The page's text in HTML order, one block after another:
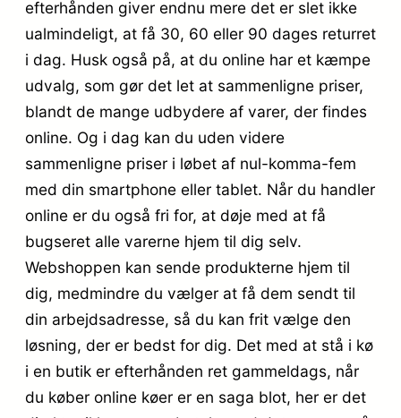
efterhånden giver endnu mere det er slet ikke
ualmindeligt, at få 30, 60 eller 90 dages returret
i dag. Husk også på, at du online har et kæmpe
udvalg, som gør det let at sammenligne priser,
blandt de mange udbydere af varer, der findes
online. Og i dag kan du uden videre
sammenligne priser i løbet af nul-komma-fem
med din smartphone eller tablet. Når du handler
online er du også fri for, at døje med at få
bugseret alle varerne hjem til dig selv.
Webshoppen kan sende produkterne hjem til
dig, medmindre du vælger at få dem sendt til
din arbejdsadresse, så du kan frit vælge den
løsning, der er bedst for dig. Det med at stå i kø
i en butik er efterhånden ret gammeldags, når
du køber online køer er en saga blot, her er det